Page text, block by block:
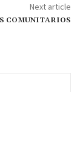
Next article
COMUNITARIOS